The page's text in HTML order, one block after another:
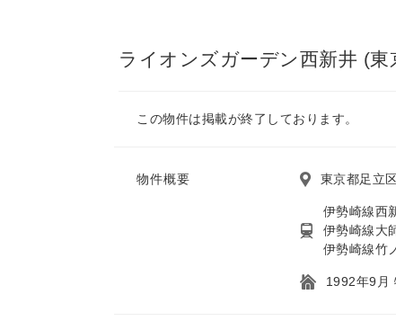
ライオンズガーデン西新井 (東
この物件は掲載が終了しております。
物件概要 東京都足立
伊勢崎線西
伊勢崎線大
伊勢崎線竹
1992年9月